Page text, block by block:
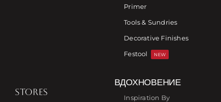
Primer
Tools & Sundries
Decorative Finishes
Festool
NEW
STORES
ВДОХНОВЕНИЕ
Inspiration By